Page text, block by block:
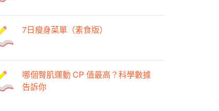
7日瘦身菜單（素食版）
哪個臀肌運動 CP 值最高？科學數據
告訴你